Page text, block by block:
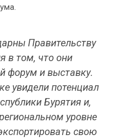
Правительству
в том, что они
форум и выставку.
увидели потенциал
Бурятия и,
уровне
свою